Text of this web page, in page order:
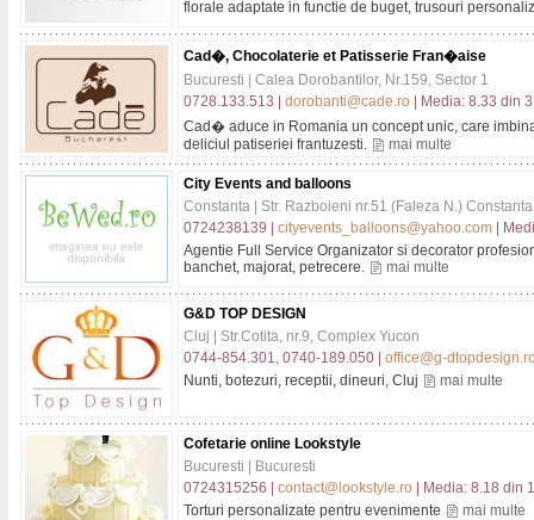
florale adaptate in functie de buget, trusouri
Cad�, Chocolaterie et Patisserie Fran�aise
Bucuresti | Calea Dorobantilor, Nr.159, Sector 1
0728.133.513 | dorobanti@cade.ro | Media: 8.33 din
Cad� aduce in Romania un concept unic, care
deliciul patiseriei frantuzesti.
mai multe
City Events and balloons
Constanta | Str. Razboieni nr.51 (Faleza N.) Constanta
0724238139 | cityevents_balloons@yahoo.com |
Agentie Full Service Organizator si decorator
banchet, majorat, petrecere.
mai multe
G&D TOP DESIGN
Cluj | Str.Cotita, nr.9, Complex Yucon
0744-854.301, 0740-189.050 | office@g-
Nunti, botezuri, receptii, dineuri, Cluj
mai multe
Cofetarie online Lookstyle
Bucuresti | Bucuresti
0724315256 | contact@lookstyle.ro | Media: 8.18 din
Torturi personalizate pentru evenimente
mai multe